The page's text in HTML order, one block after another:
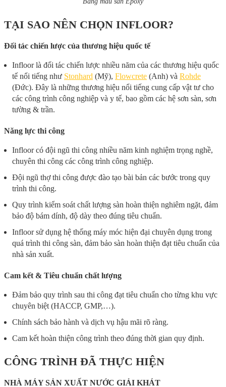
TẠI SAO NÊN CHỌN INFLOOR?
Đối tác chiến lược của thương hiệu quốc tế
Infloor là đối tác chiến lược nhiều năm của các thương hiệu quốc
tế nổi tiếng như Stonhard (Mỹ), Flowcrete (Anh) và Rohde
(Đức). Đây là những thương hiệu nổi tiếng cung cấp vật tư cho
các công trình công nghiệp và y tế, bao gồm các hệ sơn sàn, sơn
tường & trần.
Năng lực thi công
Infloor có đội ngũ thi công nhiều năm kinh nghiệm trọng nghề,
chuyên thi công các công trình công nghiệp.
Đội ngũ thợ thi công được đào tạo bài bản các bước trong quy
trình thi công.
Quy trình kiểm soát chất lượng sàn hoàn thiện nghiêm ngặt, đảm
bảo độ bám dính, độ dày theo đúng tiêu chuẩn.
Infloor sử dụng hệ thống máy móc hiện đại chuyên dụng trong
quá trình thi công sàn, đảm bảo sàn hoàn thiện đạt tiêu chuẩn của
nhà sản xuất.
Cam kết & Tiêu chuẩn chất lượng
Đảm bảo quy trình sau thi công đạt tiêu chuẩn cho từng khu vực
chuyên biệt (HACCP, GMP,…).
Chính sách bảo hành và dịch vụ hậu mãi rõ ràng.
Cam kết hoàn thiện công trình theo đúng thời gian quy định.
CÔNG TRÌNH ĐÃ THỰC HIỆN
NHÀ MÁY SẢN XUẤT NƯỚC GIẢI KHÁT